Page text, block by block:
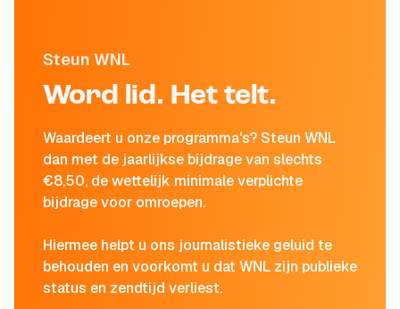
Steun WNL
Word lid. Het telt.
Waardeert u onze programma's? Steun WNL
dan met de jaarlijkse bijdrage van slechts
€8,50, de wettelijk minimale verplichte
bijdrage voor omroepen.
Hiermee helpt u ons journalistieke geluid te
behouden en voorkomt u dat WNL zijn publieke
status en zendtijd verliest.